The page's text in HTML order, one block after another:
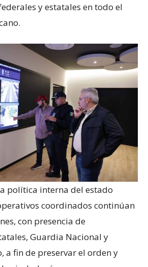
y estatales en todo el
política interna del estado
coordinados continúan
con presencia de
Guardia Nacional y
a fin de preservar el orden y